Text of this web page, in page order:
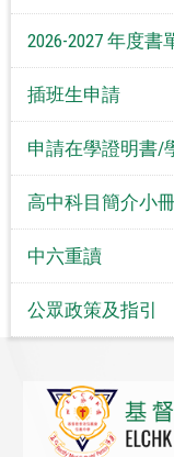
2026-2027 年度書
插班生申請
申請在學證明書/
高中科目簡介小
中六重讀
公眾政策及指引